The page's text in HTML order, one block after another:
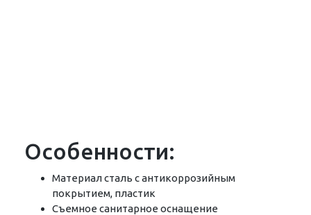
Особенности:
Материал сталь c антикоррозийным
покрытием, пластик
Съемное санитарное оснащение